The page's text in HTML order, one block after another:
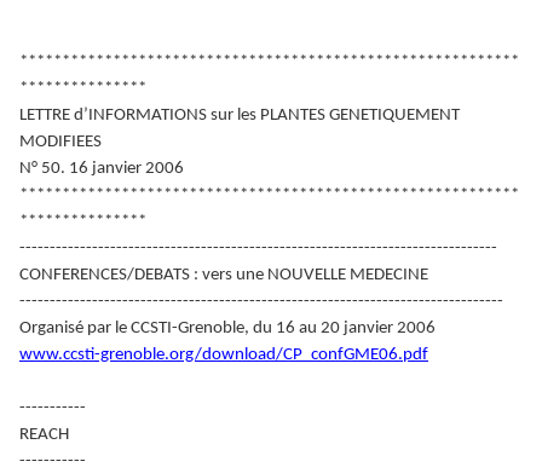
***********************************************************
***************
LETTRE d’INFORMATIONS sur les PLANTES GENETIQUEMENT
MODIFIEES
N° 50. 16 janvier 2006
***********************************************************
***************
-------------------------------------------------------------------------------
CONFERENCES/DEBATS : vers une NOUVELLE MEDECINE
--------------------------------------------------------------------------------
Organisé par le CCSTI-Grenoble, du 16 au 20 janvier 2006
www.ccsti-grenoble.org/download/CP_confGME06.pdf
-----------
REACH
-----------